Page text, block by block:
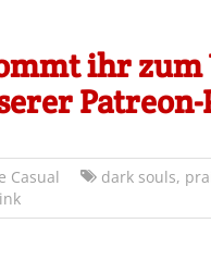
ihr zum
Patreon-
Casual dark souls,